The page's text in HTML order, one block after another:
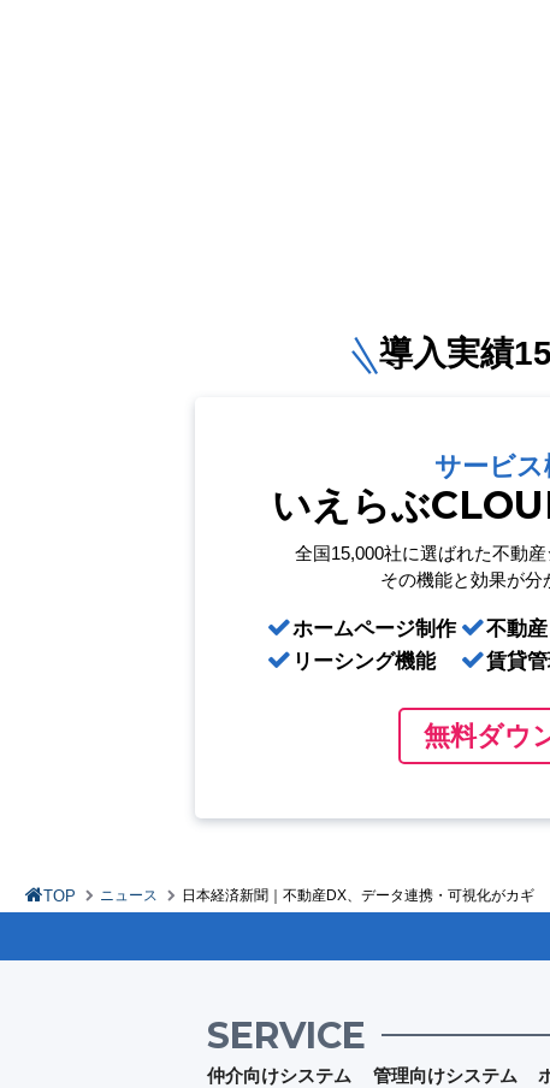
導入実績
サービ
いえらぶ
全国15,000社に選ばれた不動産
その機能と効果が分
ホームページ制作
リーシング機能
不動
賃貸
無料ダウ
TOP ニュース 日本経済新聞｜不動産DX、データ連携・可視化がカギ
SERVICE
仲介向けシステム 管理向けシステム